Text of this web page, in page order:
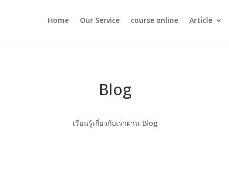
Home Our Service course online Article
Blog
เรียนรู้เกี่ยวกับเราผ่าน Blog